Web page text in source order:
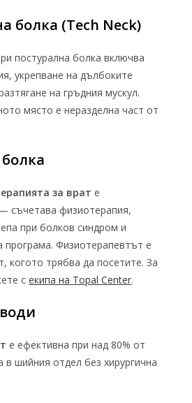
болка (Tech Neck)
постурална болка включва
укрепване на дълбоките
на гръдния мускул.
място е неразделна част от
за врат е
съчетава физиотерапия,
при болков синдром и
Физиотерапевтът е
когото трябва да посетите. За
секипа на Topal Center.
е ефективна при над 80% от
в шийния отдел без хирургична